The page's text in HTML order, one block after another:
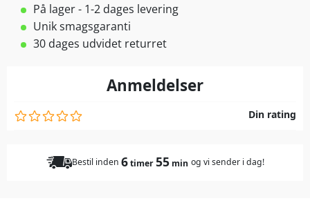
På lager - 1-2 dages levering
Unik smagsgaranti
30 dages udvidet returret
Anmeldelser
Din rating
Bestil inden 6timer55 min og vi sender i dag!